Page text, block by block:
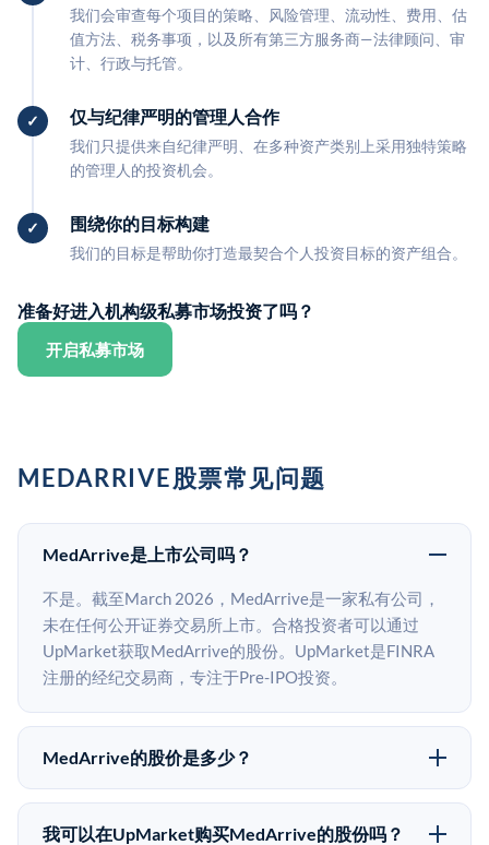
我们会审查每个项目的策略、风险管理、流动性、费用、估
值方法、税务事项，以及所有第三方服务商—法律顾问、审
计、行政与托管。
仅与纪律严明的管理人合作
我们只提供来自纪律严明、在多种资产类别上采用独特策略
的管理人的投资机会。
围绕你的目标构建
我们的目标是帮助你打造最契合个人投资目标的资产组合。
准备好进入机构级私募市场投资了吗？
开启私募市场
MEDARRIVE股票常见问题
MedArrive是上市公司吗？
不是。截至March 2026，MedArrive是一家私有公司，
未在任何公开证券交易所上市。合格投资者可以通过
UpMarket获取MedArrive的股份。UpMarket是FINRA
注册的经纪交易商，专注于Pre-IPO投资。
MedArrive的股价是多少？
MedArrive没有公开股价，因为它是一家私有公司。最
近的已知股价来自其最近一轮融资。 二级市场上的Pre-
我可以在UpMarket购买MedArrive的股份吗？